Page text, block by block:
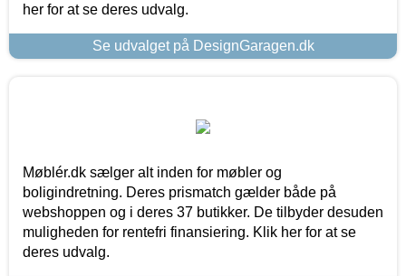
her for at se deres udvalg.
Se udvalget på DesignGaragen.dk
Møblér.dk sælger alt inden for møbler og
boligindretning. Deres prismatch gælder både på
webshoppen og i deres 37 butikker. De tilbyder desuden
muligheden for rentefri finansiering. Klik her for at se
deres udvalg.